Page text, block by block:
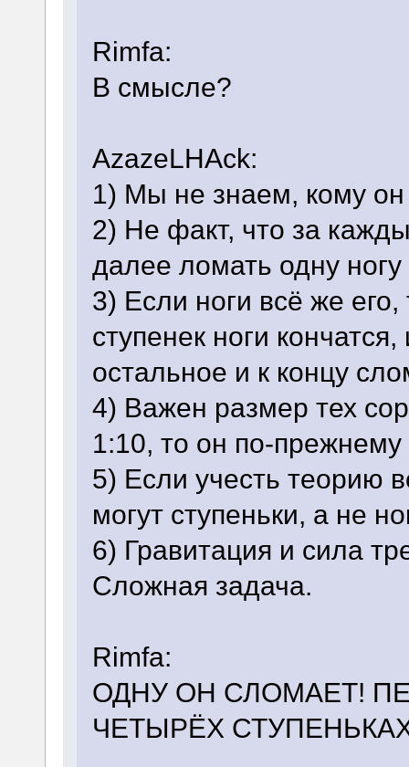
Rimfa:
В смысле?
AzazeLHAck:
1) Мы не знаем, кому он
2) Не факт, что за
далее ломать одну
3) Если ноги всё же
ступенек ноги
остальное и к концу
4) Важен размер тех
1:10, то он по-прежнему
5) Если учесть теорию
могут ступеньки, а не
6) Гравитация и сила
Сложная задача.
Rimfa:
ОДНУ ОН СЛОМАЕТ!
ЧЕТЫРЁХ